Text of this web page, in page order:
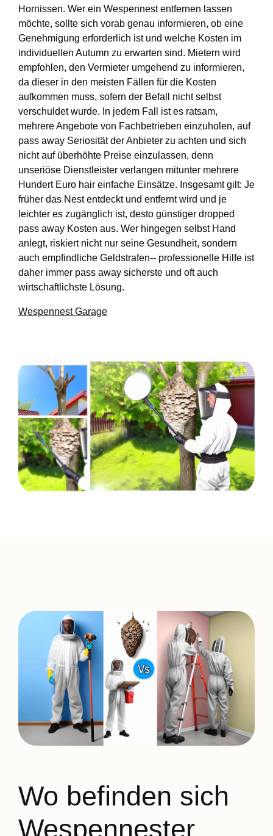
Hornissen. Wer ein Wespennest entfernen lassen
möchte, sollte sich vorab genau informieren, ob eine
Genehmigung erforderlich ist und welche Kosten im
individuellen Autumn zu erwarten sind. Mietern wird
empfohlen, den Vermieter umgehend zu informieren,
da dieser in den meisten Fällen für die Kosten
aufkommen muss, sofern der Befall nicht selbst
verschuldet wurde. In jedem Fall ist es ratsam,
mehrere Angebote von Fachbetrieben einzuholen, auf
pass away Seriosität der Anbieter zu achten und sich
nicht auf überhöhte Preise einzulassen, denn
unseriöse Dienstleister verlangen mitunter mehrere
Hundert Euro hair einfache Einsätze. Insgesamt gilt: Je
früher das Nest entdeckt und entfernt wird und je
leichter es zugänglich ist, desto günstiger dropped
pass away Kosten aus. Wer hingegen selbst Hand
anlegt, riskiert nicht nur seine Gesundheit, sondern
auch empfindliche Geldstrafen-- professionelle Hilfe ist
daher immer pass away sicherste und oft auch
wirtschaftlichste Lösung.
Wespennest Garage
Wo befinden sich
Wespennester